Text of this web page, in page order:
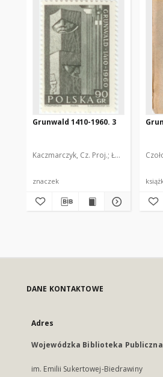
Grunwald 1410-1960. 3
Kaczmarczyk, Cz. Proj. Łukaszewski,
znaczek
DANE KONTAKTOWE
Adres
Wojewódzka Biblioteka Publiczna
im. Emilii Sukertowej-Biedrawiny